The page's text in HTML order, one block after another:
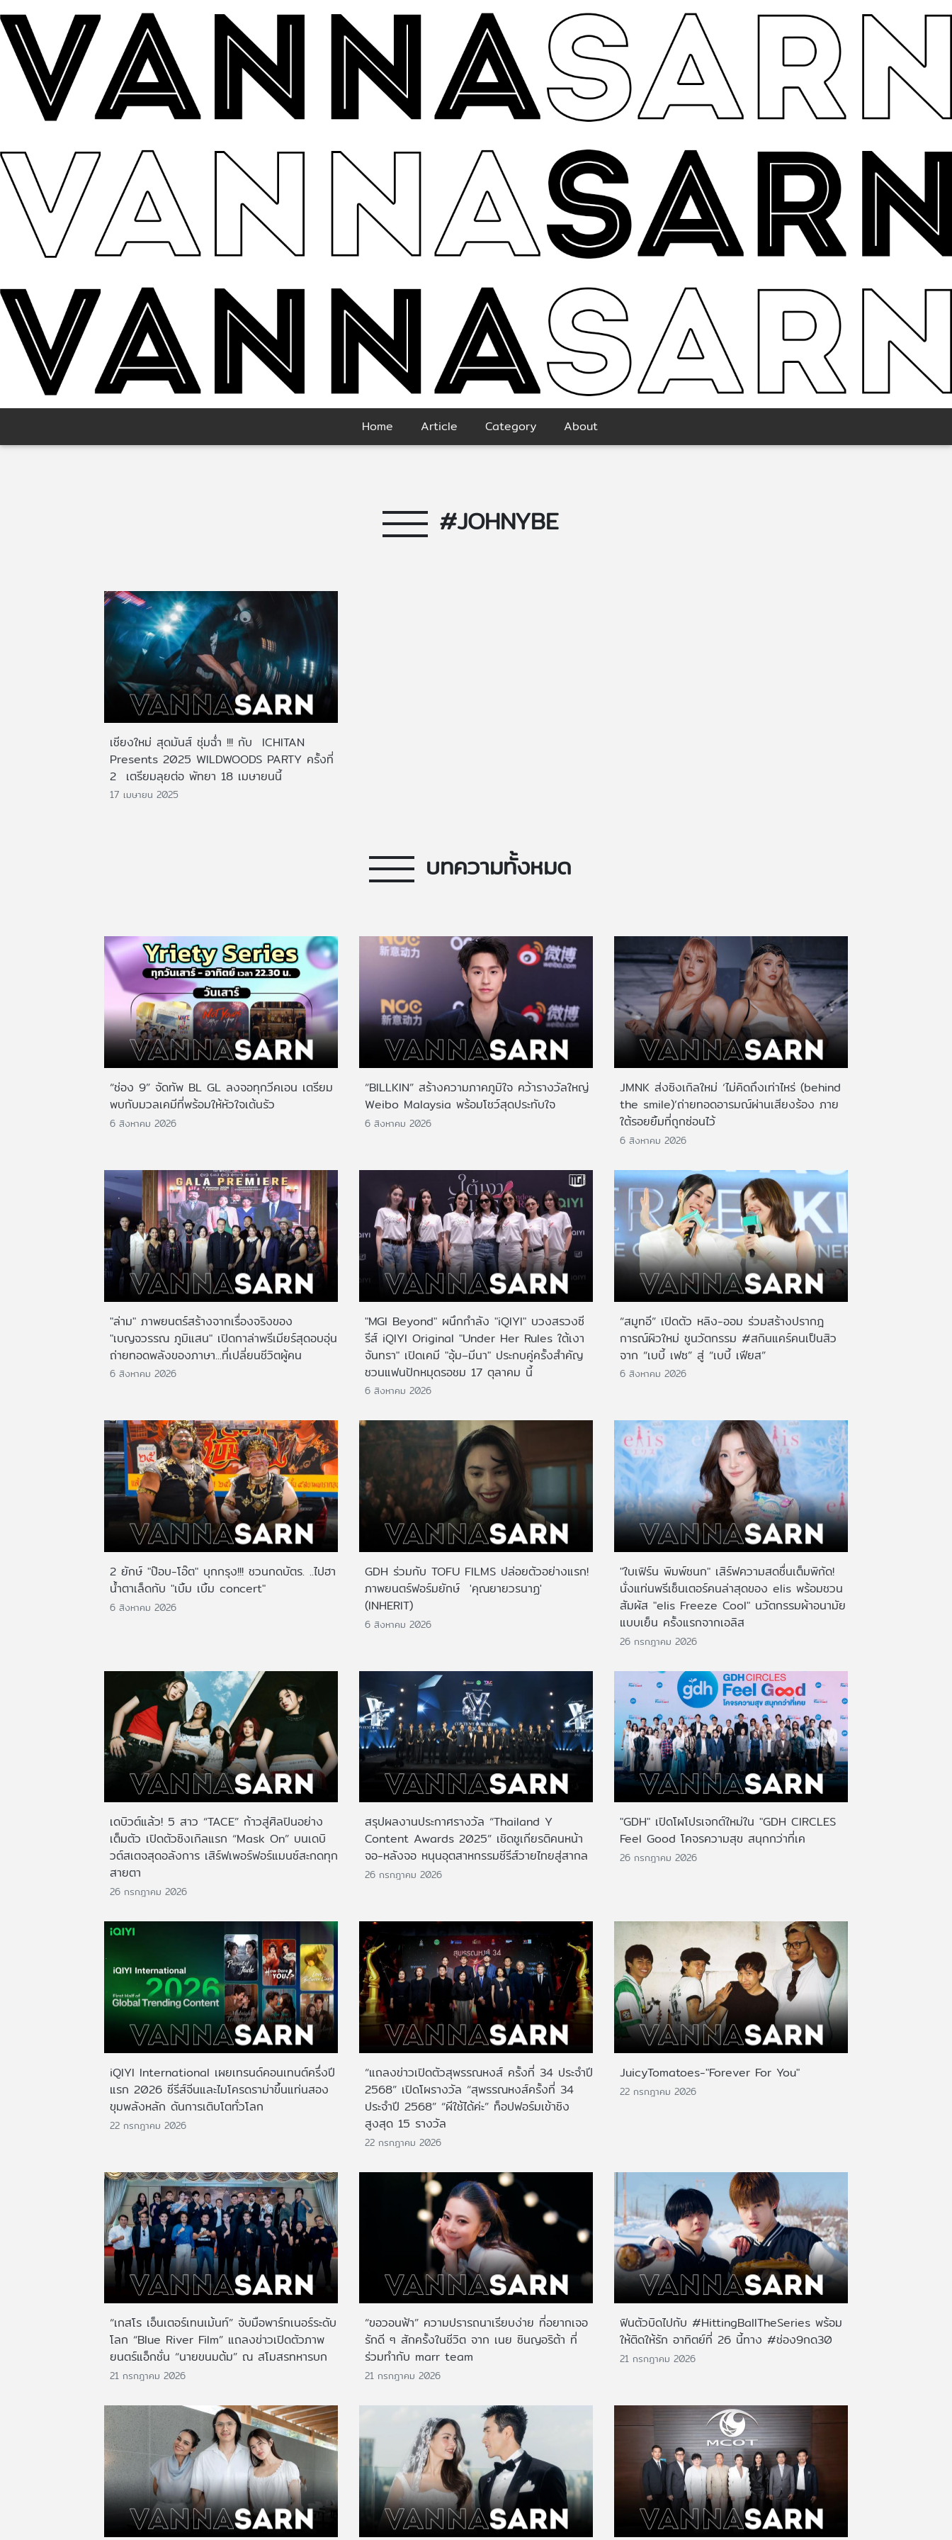
Home Article Category About
#JOHNYBE
เชียงใหม่ สุดมันส์ ชุ่มฉ่ำ !!! กับ ICHITAN
Presents 2025 WILDWOODS PARTY ครั้งที่
2 เตรียมลุยต่อ พัทยา 18 เมษายนนี้
17 เมษายน 2025
บทความทั้งหมด
“ช่อง 9” จัดทัพ BL GL ลงจอทุกวีคเอน เตรียม
พบกับมวลเคมีที่พร้อมให้หัวใจเต้นรัว
6 สิงหาคม 2026
“BILLKIN” สร้างความภาคภูมิใจ คว้ารางวัลใหญ่
Weibo Malaysia พร้อมโชว์สุดประทับใจ
6 สิงหาคม 2026
JMNK ส่งซิงเกิลใหม่ ‘ไม่คิดถึงเท่าไหร่ (behind
the smile)’ถ่ายทอดอารมณ์ผ่านเสียงร้อง ภาย
ใต้รอยยิ้มที่ถูกซ่อนไว้
6 สิงหาคม 2026
"ล่าม" ภาพยนตร์สร้างจากเรื่องจริงของ
"เบญจวรรณ ภูมิแสน" เปิดกาล่าพรีเมียร์สุดอบอุ่น
ถ่ายทอดพลังของภาษา...ที่เปลี่ยนชีวิตผู้คน
6 สิงหาคม 2026
"MGI Beyond" ผนึกกำลัง "iQIYI" บวงสรวงซี
รีส์ iQIYI Original "Under Her Rules ใต้เงา
จันทรา" เปิดเคมี "อุ้ม–มีนา" ประกบคู่ครั้งสำคัญ
ชวนแฟนปักหมุดรอชม 17 ตุลาคม นี้
6 สิงหาคม 2026
“สมูทอี” เปิดตัว หลิง-ออม ร่วมสร้างปรากฎ
การณ์ผิวใหม่ ชูนวัตกรรม #สกินแคร์คนเป็นสิว
จาก “เบบี้ เฟซ” สู่ “เบบี้ เฟียส”
6 สิงหาคม 2026
2 ยักษ์ "ป๊อบ-โอ๊ต" บุกกรุง!!! ชวนกดบัตร. ..ไปฮา
น้ำตาเล็ดกับ "เบิ้ม เบิ้ม concert"
6 สิงหาคม 2026
GDH ร่วมกับ TOFU FILMS ปล่อยตัวอย่างแรก!
ภาพยนตร์ฟอร์มยักษ์ 'คุณยายวรนาฏ'
(INHERIT)
6 สิงหาคม 2026
"ใบเฟิร์น พิมพ์ชนก" เสิร์ฟความสดชื่นเต็มพิกัด!
นั่งแท่นพรีเซ็นเตอร์คนล่าสุดของ elis พร้อมชวน
สัมผัส "elis Freeze Cool" นวัตกรรมผ้าอนามัย
แบบเย็น ครั้งแรกจากเอลิส
26 กรกฎาคม 2026
เดบิวต์แล้ว! 5 สาว “TACE” ก้าวสู่ศิลปินอย่าง
เต็มตัว เปิดตัวซิงเกิลแรก “Mask On” บนเดบิ
วต์สเตจสุดอลังการ เสิร์ฟเพอร์ฟอร์แมนซ์สะกดทุก
สายตา
26 กรกฎาคม 2026
สรุปผลงานประกาศรางวัล “Thailand Y
Content Awards 2025” เชิดชูเกียรติคนหน้า
จอ-หลังจอ หนุนอุตสาหกรรมซีรีส์วายไทยสู่สากล
26 กรกฎาคม 2026
"GDH" เปิดโผโปรเจกต์ใหม่ใน "GDH CIRCLES
Feel Good โคจรความสุข สนุกกว่าที่เค
26 กรกฎาคม 2026
iQIYI International เผยเทรนด์คอนเทนต์ครึ่งปี
แรก 2026 ซีรีส์จีนและไมโครดราม่าขึ้นแท่นสอง
ขุมพลังหลัก ดันการเติบโตทั่วโลก
22 กรกฎาคม 2026
“แถลงข่าวเปิดตัวสุพรรณหงส์ ครั้งที่ 34 ประจำปี
2568” เปิดโผรางวัล “สุพรรณหงส์ครั้งที่ 34
ประจำปี 2568” “ผีใช้ได้ค่ะ” ท็อปฟอร์มเข้าชิง
สูงสุด 15 รางวัล
22 กรกฎาคม 2026
JuicyTomatoes-"Forever For You"
22 กรกฎาคม 2026
“เกสโร เอ็นเตอร์เทนเม้นท์” จับมือพาร์ทเนอร์ระดับ
โลก “Blue River Film” แถลงข่าวเปิดตัวภาพ
ยนตร์แอ็กชั่น “นายขนมต้ม” ณ สโมสรทหารบก
21 กรกฎาคม 2026
“ขอวอนฟ้า” ความปรารถนาเรียบง่าย ที่อยากเจอ
รักดี ๆ สักครั้งในชีวิต จาก เนย ซินญอริต้า ที่
ร่วมทำกับ marr team
21 กรกฎาคม 2026
ฟินตัวบิดไปกับ #HittingBallTheSeries พร้อม
ให้ติดให้รัก อาทิตย์ที่ 26 นี้ทาง #ช่อง9กด30
21 กรกฎาคม 2026